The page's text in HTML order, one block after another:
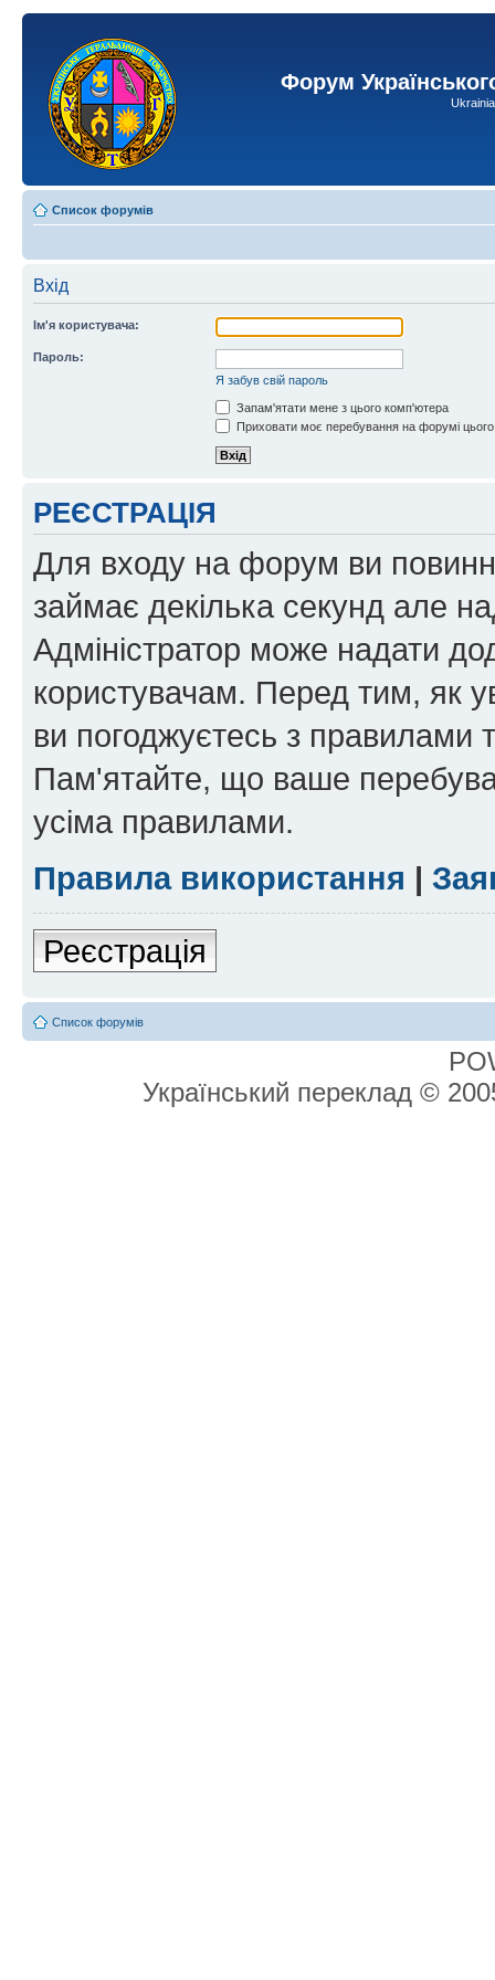
Форум
Список форумів
Вхід
Ім'я користувача:
Пароль:
Я забув свій пароль
Запам'ятати мене з цього комп'ютера
Приховати моє перебування на форумі
РЕЄСТРАЦІЯ
Для входу на форум ви
займає декілька секунд але
Адміністратор може надати
користувачам. Перед тим, як
ви погоджуєтесь з правилами
Пам'ятайте, що ваше
усіма правилами.
Правила використання |
Реєстрація
Список форумів
Український переклад ©